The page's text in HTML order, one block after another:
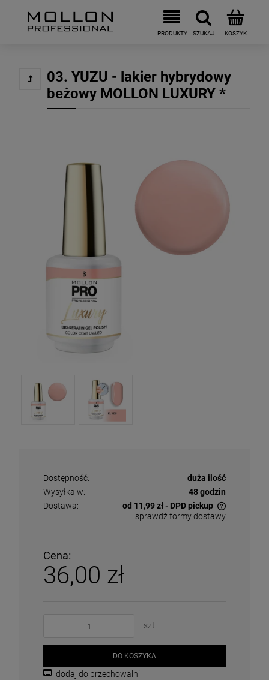
03. YUZU - lakier hybrydowy
beżowy MOLLON LUXURY *
Dostępność:
duża ilość
Wysyłka w:
48 godzin
Dostawa:
od 11,99 zł- DPD pickup
Cena nie zawiera ewentualnych kosztów płatności
sprawdź formy dostawy
Cena:
36,00 zł
szt.
DO KOSZYKA
dodaj do przechowalni